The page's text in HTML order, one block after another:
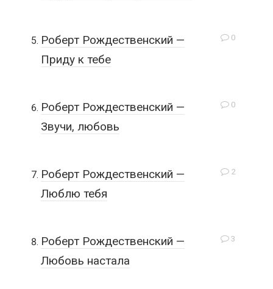
0
Роберт Рождественский —
Приду к тебе
0
Роберт Рождественский —
Звучи, любовь
2
Роберт Рождественский —
Люблю тебя
3
Роберт Рождественский —
Любовь настала